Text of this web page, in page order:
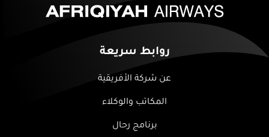
روابط سريعة
عن شركة الأفريقية
المكاتب والوكلاء
برنامج رحال